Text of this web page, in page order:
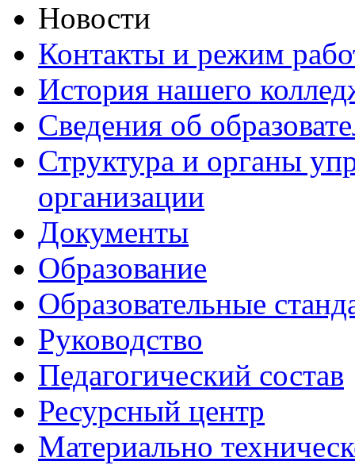
Новости
Контакты и режим
История нашего
Сведения об
Структура и органы
организации
Документы
Образование
Образовательные
Руководство
Педагогический состав
Ресурсный центр
Материально